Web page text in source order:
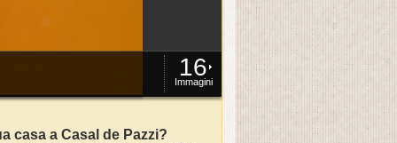
16
Immagini
casa a Casal de Pazzi?